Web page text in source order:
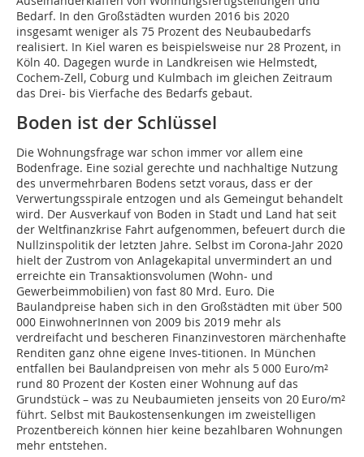
Bedarf. In den Großstädten wurden 2016 bis 2020
insgesamt weniger als 75 Prozent des Neubaubedarfs
realisiert. In Kiel waren es beispielsweise nur 28 Prozent, in
Köln 40. Dagegen wurde in Landkreisen wie Helmstedt,
Cochem-Zell, Coburg und Kulmbach im gleichen Zeitraum
das Drei- bis Vierfache des Bedarfs gebaut.
Boden ist der Schlüssel
Die Wohnungsfrage war schon immer vor allem eine
Bodenfrage. Eine sozial gerechte und nachhaltige Nutzung
des unvermehrbaren Bodens setzt voraus, dass er der
Verwertungsspirale entzogen und als Gemeingut behandelt
wird. Der Ausverkauf von Boden in Stadt und Land hat seit
der Weltfinanzkrise Fahrt aufgenommen, befeuert durch die
Nullzinspolitik der letzten Jahre. Selbst im Corona-Jahr 2020
hielt der Zustrom von Anlagekapital unvermindert an und
erreichte ein Transaktionsvolumen (Wohn- und
Gewerbeimmobilien) von fast 80 Mrd. Euro. Die
Baulandpreise haben sich in den Großstädten mit über 500
000 EinwohnerInnen von 2009 bis 2019 mehr als
verdreifacht und bescheren Finanzinvestoren märchenhafte
Renditen ganz ohne eigene Inves-titionen. In München
entfallen bei Baulandpreisen von mehr als 5 000 Euro/m²
rund 80 Prozent der Kosten einer Wohnung auf das
Grundstück – was zu Neubaumieten jenseits von 20 Euro/m²
führt. Selbst mit Baukostensenkungen im zweistelligen
Prozentbereich können hier keine bezahlbaren Wohnungen
mehr entstehen.